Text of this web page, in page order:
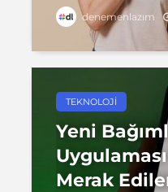
denemenlazım
TEKNOLOJI
Yeni
Merak